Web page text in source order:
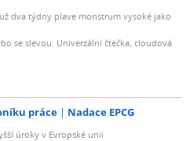
dva týdny plave monstrum vysoké jako
se slevou: Univerzální čtečka, cloudová
práce Nadace EPCG
úroky v Evropské unii